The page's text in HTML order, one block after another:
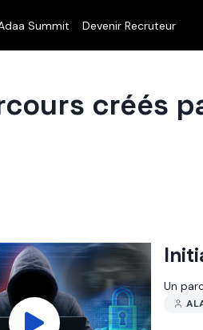
Summit Devenir Recruteur
créés
Un